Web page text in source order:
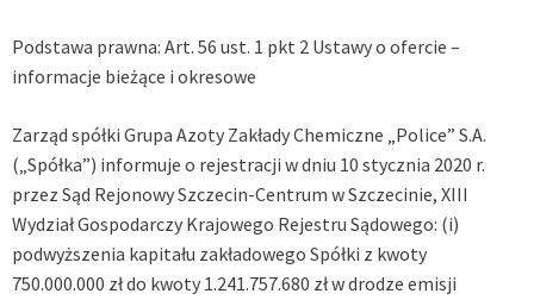
Podstawa prawna: Art. 56 ust. 1 pkt 2 Ustawy o ofercie –
informacje bieżące i okresowe
Zarząd spółki Grupa Azoty Zakłady Chemiczne „Police” S.A.
(„Spółka”) informuje o rejestracji w dniu 10 stycznia 2020 r.
przez Sąd Rejonowy Szczecin-Centrum w Szczecinie, XIII
Wydział Gospodarczy Krajowego Rejestru Sądowego: (i)
podwyższenia kapitału zakładowego Spółki z kwoty
750.000.000 zł do kwoty 1.241.757.680 zł w drodze emisji